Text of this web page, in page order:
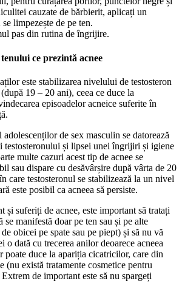
cauzate de bărbierit, aplicați un
limpezește de pe ten.
pas din rutina de îngrijire.
ce prezintă acnee
este stabilizarea nivelului de testosteron
19 – 20 ani), ceea ce duce la
episoadelor acneice suferite în
de sex masculin se datorează
testosteronului și lipsei unei îngrijiri și igiene
multe cazuri acest tip de acnee se
sau dispare cu desăvârșire după vârta de 20
care testosteronul se stabilizează la un nivel
este posibil ca acneea să persiste.
și suferiți de acnee, este important să tratați
se manifestă doar pe ten sau și pe alte
obicei pe spate sau pe piept) și să nu vă
o dată cu trecerea anilor deoarece acneea
poate duce la apariția cicatricilor, care din
(nu există tratamente cosmetice pentru
de important este să nu spargeți